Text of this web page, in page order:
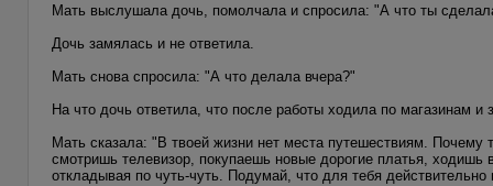
Мать выслушала дочь, помолчала и спросила: "А что ты
Дочь замялась и не ответила.
Мать снова спросила: "А что делала вчера?"
На что дочь ответила, что после работы ходила по магазинам
Мать сказала: "В твоей жизни нет места путешествиям.
смотришь телевизор, покупаешь новые дорогие платья,
откладывая по чуть-чуть. Подумай, что для тебя